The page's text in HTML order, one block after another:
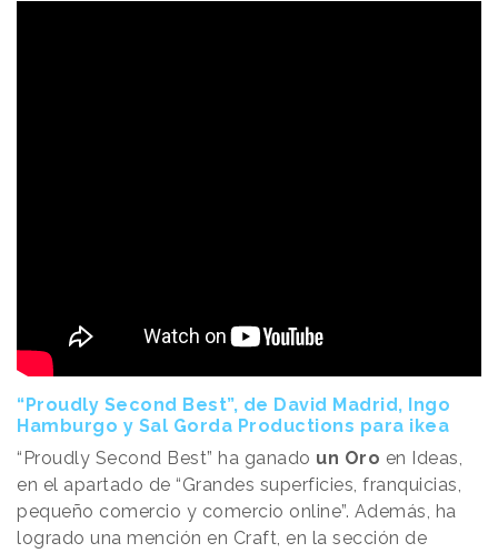
“Proudly Second Best”, de David Madrid, Ingo
Hamburgo y Sal Gorda Productions para ikea
“Proudly Second Best” ha ganado un Oro en Ideas,
en el apartado de “Grandes superficies, franquicias,
pequeño comercio y comercio online”. Además, ha
logrado una mención en Craft, en la sección de